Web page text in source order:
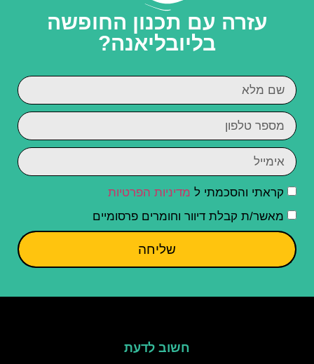
עזרה עם תכנון החופשה
בליובליאנה?
קראתי והסכמתי ל מדיניות הפרטיות
מאשר/ת קבלת דיוור וחומרים פרסומיים
שליחה
חשוב לדעת